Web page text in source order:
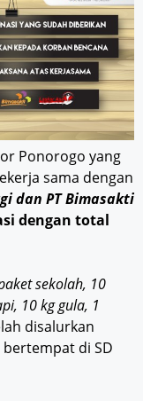
Ponorogo yang
sama dengan
dan PT Bimasakti
dengan total
sekolah, 10
10 kg gula, 1
disalurkan
di SD